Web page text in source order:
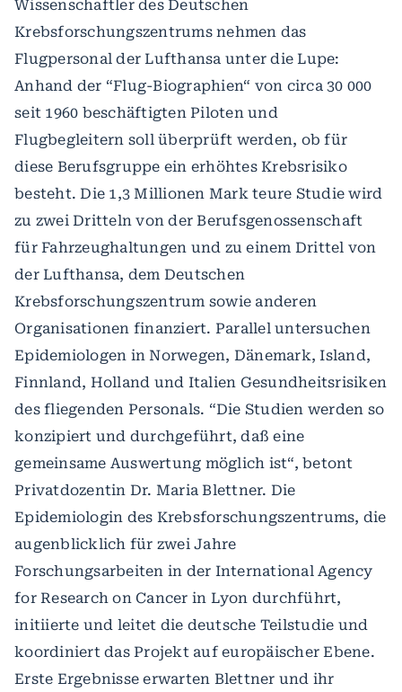
Wissenschaftler des Deutschen
Krebsforschungszentrums nehmen das
Flugpersonal der Lufthansa unter die Lupe:
Anhand der “Flug-Biographien“ von circa 30 000
seit 1960 beschäftigten Piloten und
Flugbegleitern soll überprüft werden, ob für
diese Berufsgruppe ein erhöhtes Krebsrisiko
besteht. Die 1,3 Millionen Mark teure Studie wird
zu zwei Dritteln von der Berufsgenossenschaft
für Fahrzeughaltungen und zu einem Drittel von
der Lufthansa, dem Deutschen
Krebsforschungszentrum sowie anderen
Organisationen finanziert. Parallel untersuchen
Epidemiologen in Norwegen, Dänemark, Island,
Finnland, Holland und Italien Gesundheitsrisiken
des fliegenden Personals. “Die Studien werden so
konzipiert und durchgeführt, daß eine
gemeinsame Auswertung möglich ist“, betont
Privatdozentin Dr. Maria Blettner. Die
Epidemiologin des Krebsforschungszentrums, die
augenblicklich für zwei Jahre
Forschungsarbeiten in der International Agency
for Research on Cancer in Lyon durchführt,
initiierte und leitet die deutsche Teilstudie und
koordiniert das Projekt auf europäischer Ebene.
Erste Ergebnisse erwarten Blettner und ihr